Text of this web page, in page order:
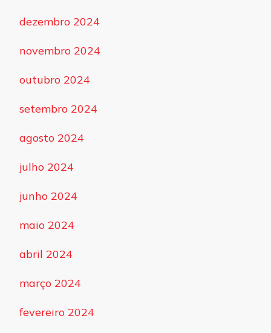
dezembro 2024
novembro 2024
outubro 2024
setembro 2024
agosto 2024
julho 2024
junho 2024
maio 2024
abril 2024
março 2024
fevereiro 2024